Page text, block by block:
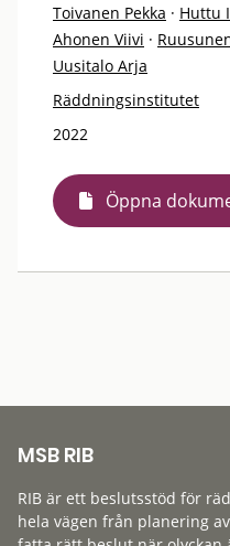
Toivanen Pekka · Huttu
Ahonen Viivi ·
Uusitalo Arja
Räddningsinstitutet
2022
Öppna
MSB RIB
RIB är ett beslutsstöd för
hela vägen från planering